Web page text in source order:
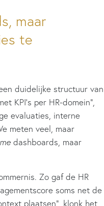
maar
te
duidelijke structuur van
KPI’s per HR-domein”,
evaluaties, interne
meten veel, maar
dashboards, maar
Zo gaf de HR
soms net de
plaatsen”, klonk het